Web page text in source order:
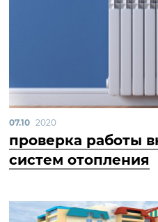
07.10 2020
проверка работы
систем отопления